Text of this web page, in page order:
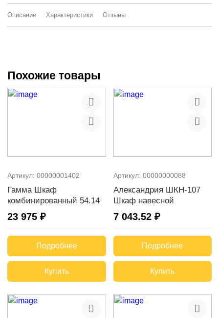
Описание Характеристики Отзывы
Похожие товары
Артикул: 00000001402
Гамма Шкаф
комбинированный 54.14
23 975 ₽
Подробнее
Купить
Артикул: 00000000088
Александрия ШКН-107
Шкаф навесной
7 043.52 ₽
Подробнее
Купить